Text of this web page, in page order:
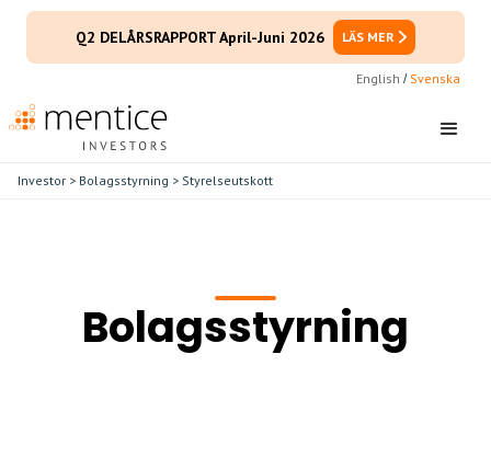
Q2 DELÅRSRAPPORT April-Juni 2026 LÄS MER
English / Svenska
Investor > Bolagsstyrning > Styrelseutskott
Bolagsstyrning